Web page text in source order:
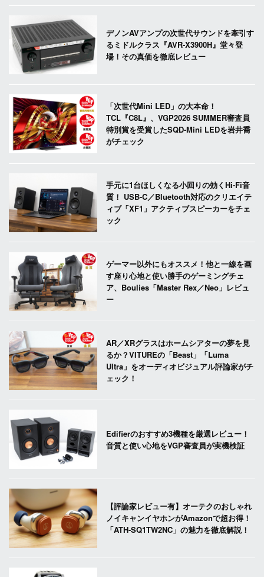
デノンAVアンプの次世代サウンドを牽引す
るミドルクラス『AVR-X3900H』堂々登
場！その真価を徹底レビュー
「次世代Mini LED」の大本命！
TCL『C8L』、VGP2026 SUMMER審査員
特別賞を受賞したSQD-Mini LEDを岩井喬
がチェック
手元に1台ほしくなる小回りの効くHi-Fi音
質！ USB-C／Bluetooth対応のクリエイテ
ィブ「XF1」アクティブスピーカーをチェ
ック
ゲーマー以外にもオススメ！他と一線を画
す座り心地と使い勝手のゲーミングチェ
ア、Boulies「Master Rex／Neo」レビュ
ー
AR／XRグラスはホームシアターの夢を見
るか？VITUREの「Beast」「Luma
Ultra」をオーディオビジュアル評論家がチ
ェック！
Edifierのおすすめ3機種を厳選レビュー！
音質と使い心地をVGP審査員が実機検証
【評論家レビュー有】オーテクのおしゃれ
ノイキャンイヤホンがAmazonで超お得！
「ATH-SQ1TW2NC」の魅力を徹底解説！